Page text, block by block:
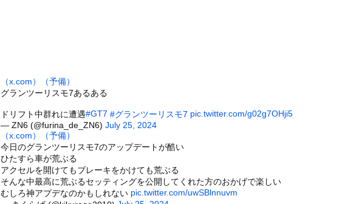
赤ちゃんがハンモックで寝ていた。淡々と静かに作業中 → 無心な労働者の顔はこちらです...
全く泳げない人がウォータースライダーをやるとこうなる
【動画】サーフィンでチューブライディング、チューブの中からの映像が凄い
【黒歴史】こういう昔の大学ヤリサーの流出エロ動画（顔出し）が一番抜ける
韓国人「安貞桓が韓国代表に激怒！『惨憺たる結果、徹底的な刷新が必要だ』と監督や協会を...
ケンタッキーとか言う唐揚げ屋ｗｗｗｗｗ
（x.com）
（予備）
グランツーリスモ7あるある
ドリフト中群れに遭遇#GT7 #グランツーリスモ7 pic.twitter.com/g02g7OHji5
— ZN6 (@furina_de_ZN6) July 25, 2024
（x.com）
（予備）
今日のグランツーリスモ7のアップデートが酷い
ひたすら車が荒ぶる
アクセルを開けてもブレーキをかけても荒ぶる
そんな中最高に荒ぶるセッティングを公開してくれた方のおかげで楽しい
むしろ神アプデなのかもしれない pic.twitter.com/uwSBlnnuvm